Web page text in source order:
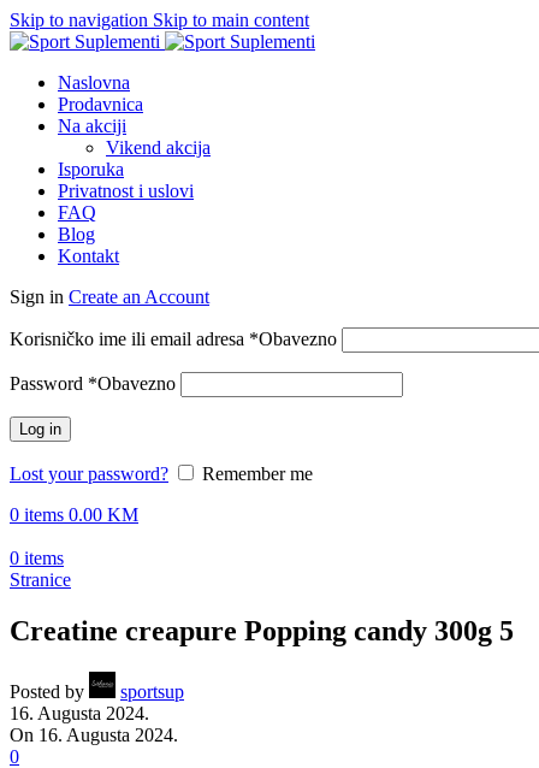
Skip to navigation Skip to main content
Naslovna
Prodavnica
Na akciji
Vikend akcija
Isporuka
Privatnost i uslovi
FAQ
Blog
Kontakt
Sign in Create an Account
Korisničko ime ili email adresa *Obavezno
Password *Obavezno
Log in
Lost your password?
Remember me
0 items 0.00 KM
0 items
Stranice
Creatine creapure Popping candy 300g 5
Posted by
sportsup
16. Augusta 2024.
On 16. Augusta 2024.
0